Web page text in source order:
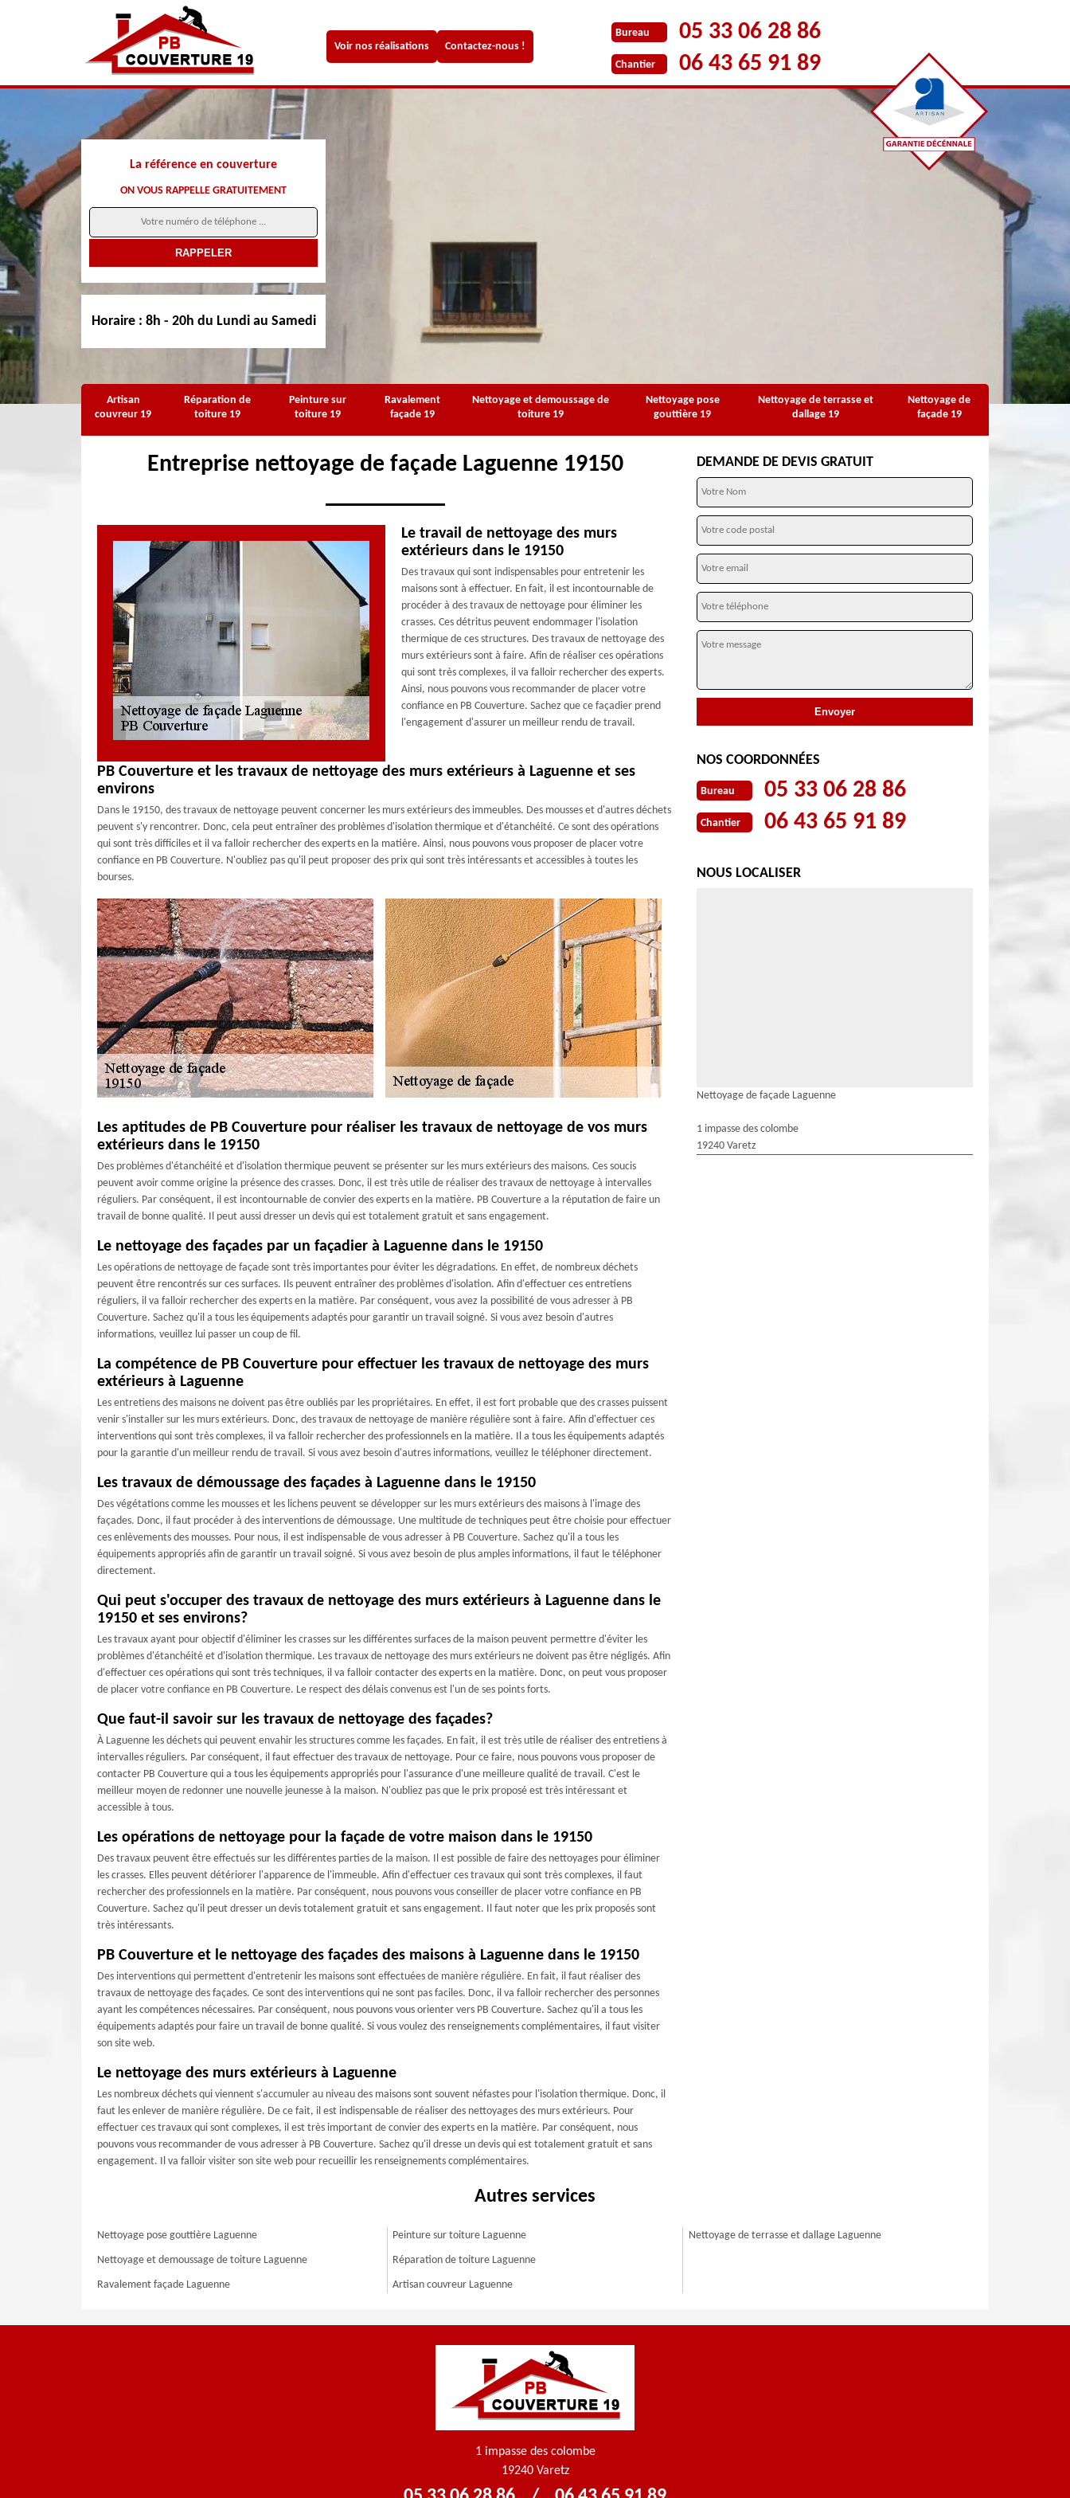
Voir nos réalisations Contactez-nous !
Bureau 05 33 06 28 86
Chantier 06 43 65 91 89
La référence en couverture
ON VOUS RAPPELLE GRATUITEMENT
Horaire : 8h - 20h du Lundi au Samedi
Artisan
couvreur 19
Réparation de
toiture 19
Peinture sur
toiture 19
Ravalement
façade 19
Nettoyage et demoussage de
toiture 19
Nettoyage pose
gouttière 19
Nettoyage de terrasse et
dallage 19
Nettoyage de
façade 19
Entreprise nettoyage de façade Laguenne 19150
Le travail de nettoyage des murs
extérieurs dans le 19150
Des travaux qui sont indispensables pour entretenir les
maisons sont à effectuer. En fait, il est incontournable de
procéder à des travaux de nettoyage pour éliminer les
crasses. Ces détritus peuvent endommager l'isolation
thermique de ces structures. Des travaux de nettoyage des
murs extérieurs sont à faire. Afin de réaliser ces opérations
qui sont très complexes, il va falloir rechercher des experts.
Ainsi, nous pouvons vous recommander de placer votre
confiance en PB Couverture. Sachez que ce façadier prend
l'engagement d'assurer un meilleur rendu de travail.
PB Couverture et les travaux de nettoyage des murs extérieurs à Laguenne et ses
environs
Dans le 19150, des travaux de nettoyage peuvent concerner les murs extérieurs des immeubles. Des mousses et d'autres déchets
peuvent s'y rencontrer. Donc, cela peut entraîner des problèmes d'isolation thermique et d'étanchéité. Ce sont des opérations
qui sont très difficiles et il va falloir rechercher des experts en la matière. Ainsi, nous pouvons vous proposer de placer votre
confiance en PB Couverture. N'oubliez pas qu'il peut proposer des prix qui sont très intéressants et accessibles à toutes les
bourses.
Les aptitudes de PB Couverture pour réaliser les travaux de nettoyage de vos murs
extérieurs dans le 19150
Des problèmes d'étanchéité et d'isolation thermique peuvent se présenter sur les murs extérieurs des maisons. Ces soucis
peuvent avoir comme origine la présence des crasses. Donc, il est très utile de réaliser des travaux de nettoyage à intervalles
réguliers. Par conséquent, il est incontournable de convier des experts en la matière. PB Couverture a la réputation de faire un
travail de bonne qualité. Il peut aussi dresser un devis qui est totalement gratuit et sans engagement.
Le nettoyage des façades par un façadier à Laguenne dans le 19150
Les opérations de nettoyage de façade sont très importantes pour éviter les dégradations. En effet, de nombreux déchets
peuvent être rencontrés sur ces surfaces. Ils peuvent entraîner des problèmes d'isolation. Afin d'effectuer ces entretiens
réguliers, il va falloir rechercher des experts en la matière. Par conséquent, vous avez la possibilité de vous adresser à PB
Couverture. Sachez qu'il a tous les équipements adaptés pour garantir un travail soigné. Si vous avez besoin d'autres
informations, veuillez lui passer un coup de fil.
La compétence de PB Couverture pour effectuer les travaux de nettoyage des murs
extérieurs à Laguenne
Les entretiens des maisons ne doivent pas être oubliés par les propriétaires. En effet, il est fort probable que des crasses puissent
venir s'installer sur les murs extérieurs. Donc, des travaux de nettoyage de manière régulière sont à faire. Afin d'effectuer ces
interventions qui sont très complexes, il va falloir rechercher des professionnels en la matière. Il a tous les équipements adaptés
pour la garantie d'un meilleur rendu de travail. Si vous avez besoin d'autres informations, veuillez le téléphoner directement.
Les travaux de démoussage des façades à Laguenne dans le 19150
Des végétations comme les mousses et les lichens peuvent se développer sur les murs extérieurs des maisons à l'image des
façades. Donc, il faut procéder à des interventions de démoussage. Une multitude de techniques peut être choisie pour effectuer
ces enlèvements des mousses. Pour nous, il est indispensable de vous adresser à PB Couverture. Sachez qu'il a tous les
équipements appropriés afin de garantir un travail soigné. Si vous avez besoin de plus amples informations, il faut le téléphoner
directement.
Qui peut s'occuper des travaux de nettoyage des murs extérieurs à Laguenne dans le
19150 et ses environs?
Les travaux ayant pour objectif d'éliminer les crasses sur les différentes surfaces de la maison peuvent permettre d'éviter les
problèmes d'étanchéité et d'isolation thermique. Les travaux de nettoyage des murs extérieurs ne doivent pas être négligés. Afin
d'effectuer ces opérations qui sont très techniques, il va falloir contacter des experts en la matière. Donc, on peut vous proposer
de placer votre confiance en PB Couverture. Le respect des délais convenus est l'un de ses points forts.
Que faut-il savoir sur les travaux de nettoyage des façades?
À Laguenne les déchets qui peuvent envahir les structures comme les façades. En fait, il est très utile de réaliser des entretiens à
intervalles réguliers. Par conséquent, il faut effectuer des travaux de nettoyage. Pour ce faire, nous pouvons vous proposer de
contacter PB Couverture qui a tous les équipements appropriés pour l'assurance d'une meilleure qualité de travail. C'est le
meilleur moyen de redonner une nouvelle jeunesse à la maison. N'oubliez pas que le prix proposé est très intéressant et
accessible à tous.
Les opérations de nettoyage pour la façade de votre maison dans le 19150
Des travaux peuvent être effectués sur les différentes parties de la maison. Il est possible de faire des nettoyages pour éliminer
les crasses. Elles peuvent détériorer l'apparence de l'immeuble. Afin d'effectuer ces travaux qui sont très complexes, il faut
rechercher des professionnels en la matière. Par conséquent, nous pouvons vous conseiller de placer votre confiance en PB
Couverture. Sachez qu'il peut dresser un devis totalement gratuit et sans engagement. Il faut noter que les prix proposés sont
très intéressants.
PB Couverture et le nettoyage des façades des maisons à Laguenne dans le 19150
Des interventions qui permettent d'entretenir les maisons sont effectuées de manière régulière. En fait, il faut réaliser des
travaux de nettoyage des façades. Ce sont des interventions qui ne sont pas faciles. Donc, il va falloir rechercher des personnes
ayant les compétences nécessaires. Par conséquent, nous pouvons vous orienter vers PB Couverture. Sachez qu'il a tous les
équipements adaptés pour faire un travail de bonne qualité. Si vous voulez des renseignements complémentaires, il faut visiter
son site web.
Le nettoyage des murs extérieurs à Laguenne
Les nombreux déchets qui viennent s'accumuler au niveau des maisons sont souvent néfastes pour l'isolation thermique. Donc, il
faut les enlever de manière régulière. De ce fait, il est indispensable de réaliser des nettoyages des murs extérieurs. Pour
effectuer ces travaux qui sont complexes, il est très important de convier des experts en la matière. Par conséquent, nous
pouvons vous recommander de vous adresser à PB Couverture. Sachez qu'il dresse un devis qui est totalement gratuit et sans
engagement. Il va falloir visiter son site web pour recueillir les renseignements complémentaires.
DEMANDE DE DEVIS GRATUIT
NOS COORDONNÉES
Bureau 05 33 06 28 86
Chantier 06 43 65 91 89
NOUS LOCALISER
Nettoyage de façade Laguenne
1 impasse des colombe
19240 Varetz
Autres services
Nettoyage pose gouttière Laguenne
Nettoyage et demoussage de toiture Laguenne
Ravalement façade Laguenne
Peinture sur toiture Laguenne
Réparation de toiture Laguenne
Artisan couvreur Laguenne
Nettoyage de terrasse et dallage Laguenne
1 impasse des colombe
19240 Varetz